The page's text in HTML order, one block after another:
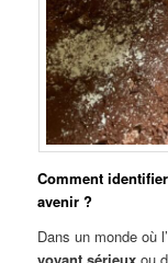
Comment
avenir ?
Dans un monde où
voyant sérieux ou